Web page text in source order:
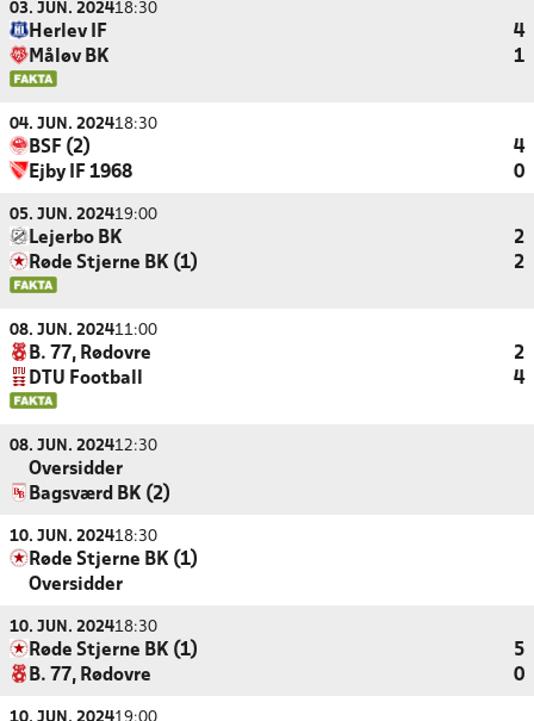
03. JUN. 202418:30
Herlev IF
4
Måløv BK
1
04. JUN. 202418:30
BSF (2)
4
Ejby IF 1968
0
05. JUN. 202419:00
Lejerbo BK
2
Røde Stjerne BK (1)
2
08. JUN. 202411:00
B. 77, Rødovre
2
DTU Football
4
08. JUN. 202412:30
Oversidder
Bagsværd BK (2)
10. JUN. 202418:30
Røde Stjerne BK (1)
Oversidder
10. JUN. 202418:30
Røde Stjerne BK (1)
5
B. 77, Rødovre
0